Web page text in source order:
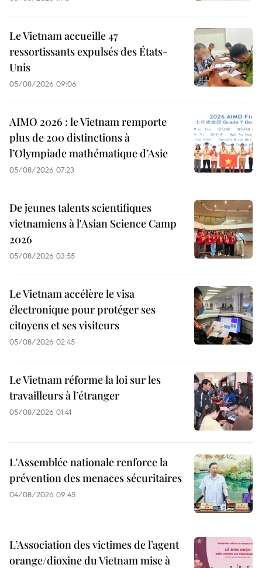
Le Vietnam accueille 47
ressortissants expulsés des États-
Unis
05/08/2026 09:06
AIMO 2026 : le Vietnam remporte
plus de 200 distinctions à
l’Olympiade mathématique d’Asie
05/08/2026 07:23
De jeunes talents scientifiques
vietnamiens à l'Asian Science Camp
2026
05/08/2026 03:55
Le Vietnam accélère le visa
électronique pour protéger ses
citoyens et ses visiteurs
05/08/2026 02:45
Le Vietnam réforme la loi sur les
travailleurs à l’étranger
05/08/2026 01:41
L'Assemblée nationale renforce la
prévention des menaces sécuritaires
04/08/2026 09:45
L’Association des victimes de l’agent
orange/dioxine du Vietnam mise à